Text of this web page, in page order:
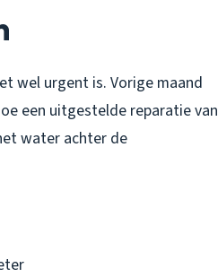
wel urgent is. Vorige maand
een uitgestelde reparatie van
water achter de